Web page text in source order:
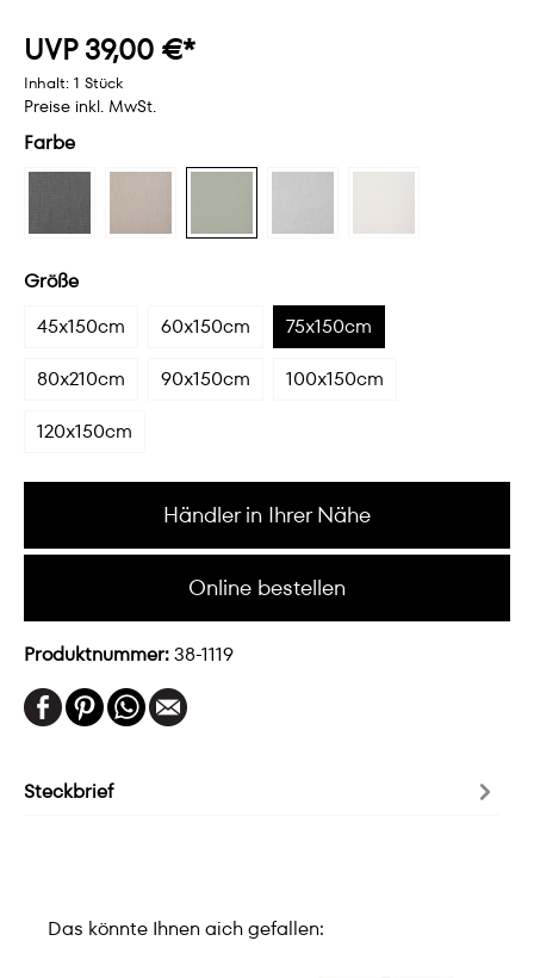
UVP 39,00 €*
Inhalt: 1 Stück
Preise inkl. MwSt.
Farbe
Größe
45x150cm
60x150cm
75x150cm
80x210cm
90x150cm
100x150cm
120x150cm
Händler in Ihrer Nähe
Online bestellen
Produktnummer:38-1119
Steckbrief
Das könnte Ihnen aich gefallen: